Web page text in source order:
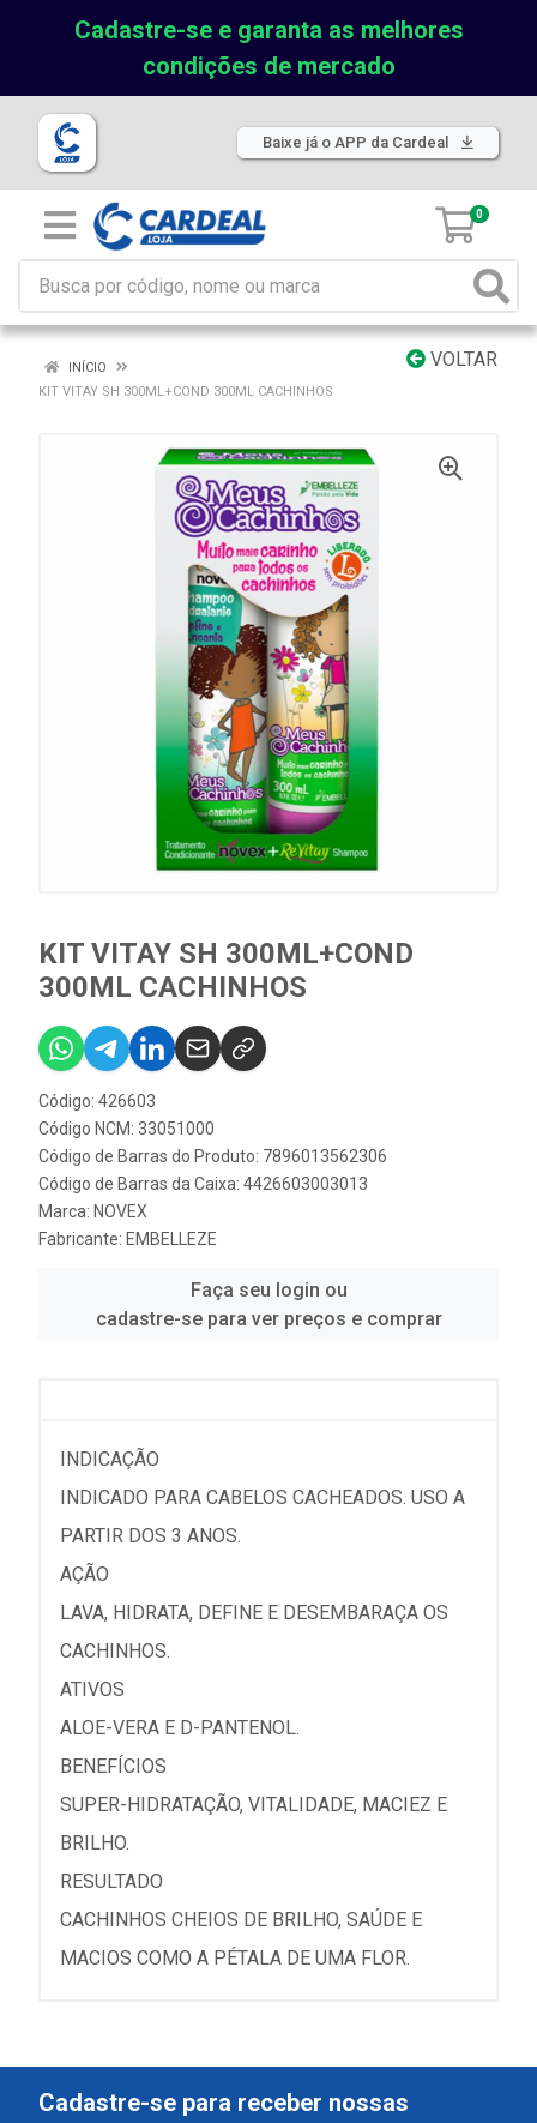
Cadastre-se e garanta as melhores
condições de mercado
Baixe já o APP da Cardeal
0
VOLTAR
INÍCIO
KIT VITAY SH 300ML+COND 300ML CACHINHOS
KIT VITAY SH 300ML+COND
300ML CACHINHOS
Código: 426603
Código NCM: 33051000
Código de Barras do Produto: 7896013562306
Código de Barras da Caixa: 4426603003013
Marca: NOVEX
Fabricante: EMBELLEZE
Faça seu login ou
cadastre-se para ver preços e comprar
INDICAÇÃO
INDICADO PARA CABELOS CACHEADOS. USO A
PARTIR DOS 3 ANOS.
AÇÃO
LAVA, HIDRATA, DEFINE E DESEMBARAÇA OS
CACHINHOS.
ATIVOS
ALOE-VERA E D-PANTENOL.
BENEFÍCIOS
SUPER-HIDRATAÇÃO, VITALIDADE, MACIEZ E
BRILHO.
RESULTADO
CACHINHOS CHEIOS DE BRILHO, SAÚDE E
MACIOS COMO A PÉTALA DE UMA FLOR.
Cadastre-se para receber nossas